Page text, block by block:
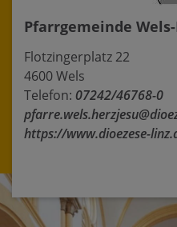
A A A A
Pfarrgemeinde Wels-
Flotzingerplatz 22
4600 Wels
Telefon: 07242/46768-0
https://www.dioezese-